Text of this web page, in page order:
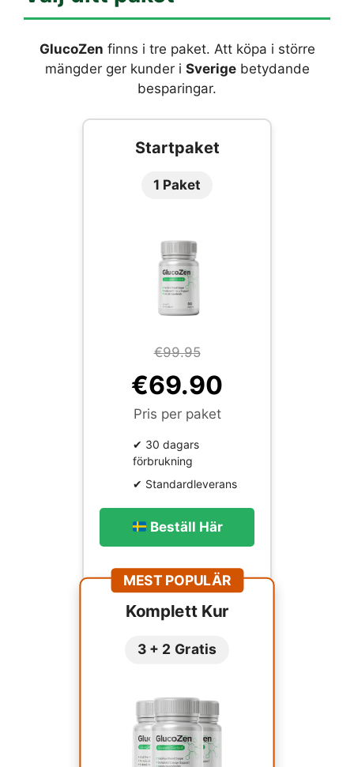
GlucoZen finns i tre paket. Att köpa i större
mängder ger kunder i Sverigebetydande
besparingar.
Startpaket
1 Paket
€99.95
€69.90
Pris per paket
✔ 30 dagars
förbrukning
✔ Standardleverans
Beställ Här
MEST POPULÄR
Komplett Kur
3 + 2 Gratis